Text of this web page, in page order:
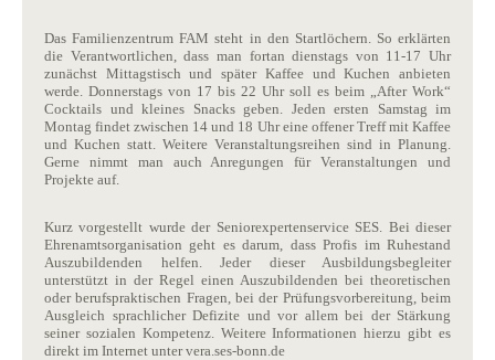
Das Familienzentrum FAM steht in den Startlöchern. So erklärten
die Verantwortlichen, dass man fortan dienstags von 11-17 Uhr
zunächst Mittagstisch und später Kaffee und Kuchen anbieten
werde. Donnerstags von 17 bis 22 Uhr soll es beim „After Work“
Cocktails und kleines Snacks geben. Jeden ersten Samstag im
Montag findet zwischen 14 und 18 Uhr eine offener Treff mit Kaffee
und Kuchen statt. Weitere Veranstaltungsreihen sind in Planung.
Gerne nimmt man auch Anregungen für Veranstaltungen und
Projekte auf.
Kurz vorgestellt wurde der Seniorexpertenservice SES. Bei dieser
Ehrenamtsorganisation geht es darum, dass Profis im Ruhestand
Auszubildenden helfen. Jeder dieser Ausbildungsbegleiter
unterstützt in der Regel einen Auszubildenden bei theoretischen
oder berufspraktischen Fragen, bei der Prüfungsvorbereitung, beim
Ausgleich sprachlicher Defizite und vor allem bei der Stärkung
seiner sozialen Kompetenz. Weitere Informationen hierzu gibt es
direkt im Internet unter vera.ses-bonn.de